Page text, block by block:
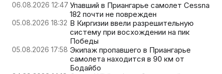
06.08.2026 12:47 Упавший в Приангарье самолет Cessna
182 почти не поврежден
05.08.2026 18:32 В Киргизии ввели разрешительную
систему при восхождении на пик
Победы
05.08.2026 17:58 Экипаж пропавшего в Приангарье
самолета находится в 90 км от
Бодайбо